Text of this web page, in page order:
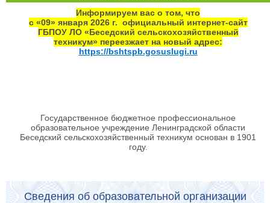
Информируем вас о том, что
с «09» января 2026 г. официальный интернет‑сайт
ГБПОУ ЛО «Беседский сельскохозяйственный
техникум» переезжает на новый адрес:
https://bshtspb.gosuslugi.ru
Государственное бюджетное профессиональное
образовательное учреждение Ленинградской области
Беседский сельскохозяйственный техникум основан в 1901
году.
Сведения об образовательной организации